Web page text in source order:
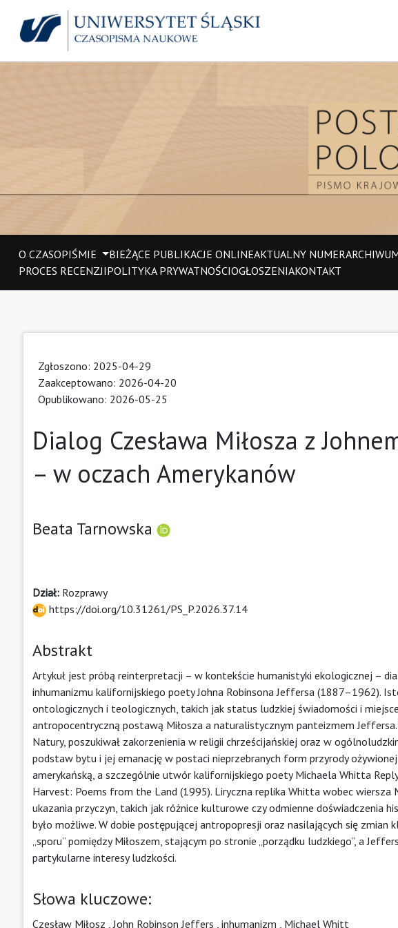
O CZASOPIŚMIE BIEŻĄCE PUBLIKACJE ONLINEAKTUALNY NUMER
PROCES RECENZJIPOLITYKA PRYWATNOŚCIOGŁOSZENIAKONTAKT
Zgłoszono: 2025-04-29
Zaakceptowano: 2026-04-20
Opublikowano: 2026-05-25
Dialog Czesława Miłosza z
– w oczach Amerykanów
Beata Tarnowska
Dział: Rozprawy
https://doi.org/10.31261/PS_P.2026.37.14
Abstrakt
Artykuł jest próbą reinterpretacji – w kontekście humanistyki ekologicznej –
inhumanizmu kalifornijskiego poety Johna Robinsona Jeffersa (1887–1962).
ontologicznych i teologicznych, takich jak status ludzkiej świadomości i
antropocentryczną postawą Miłosza a naturalistycznym panteizmem Jeffersa.
Natury, poszukiwał zakorzenienia w religii chrześcijańskiej oraz w
podstaw bytu i jej emanację w postaci nieprzebranych form przyrody
amerykańską, a szczególnie utwór kalifornijskiego poety Michaela Whitta
Harvest: Poems from the Land (1995). Liryczna replika Whitta wobec wiersza
ukazania przyczyn, takich jak różnice kulturowe czy odmienne doświadczenia
było możliwe. W dobie postępującej antropopresji oraz nasilających się zmian
„sporu” pomiędzy Miłoszem, stającym po stronie „porządku ludzkiego”, a
partykularne interesy ludzkości.
Słowa kluczowe:
Czesław Miłosz ,John Robinson Jeffers inhumanizm Michael Whitt